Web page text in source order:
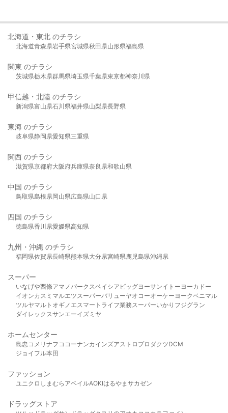
北海道・東北 のチラシ
北海道青森県岩手県宮城県秋田県山形県福島県
関東 のチラシ
茨城県栃木県群馬県埼玉県千葉県東京都神奈川県
甲信越・北陸 のチラシ
新潟県富山県石川県福井県山梨県長野県
東海 のチラシ
岐阜県静岡県愛知県三重県
関西 のチラシ
滋賀県京都府大阪府兵庫県奈良県和歌山県
中国 のチラシ
鳥取県島根県岡山県広島県山口県
四国 のチラシ
徳島県香川県愛媛県高知県
九州・沖縄 のチラシ
福岡県佐賀県長崎県熊本県大分県宮崎県鹿児島県沖縄県
スーパー
いなげや西條アマノパークスベイシア ビッグヨーサンイトーヨーカドー
イオンカスミ マルエツスーパーバリューヤオコーオーケー ヨークベニマル
ツルヤマルト オギノ エスマート ライフ業務スーパーいかり フジグラン
ダイレックスサンエーイズミヤ
ホームセンター
島忠 コメリ ナフコ コーナンカインズアストロプロダクツDCM
ジョイフル本田
ファッション
ユニクロ しまむら アベイルAOKIはるやま サカゼン
ドラッグストア